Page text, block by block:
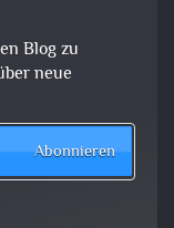
Blog zu
neue
Abonnieren